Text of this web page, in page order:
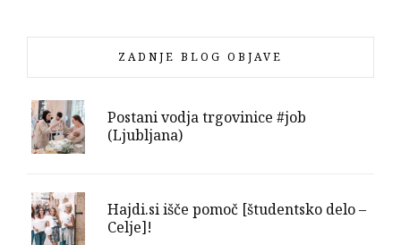
ZADNJE BLOG OBJAVE
Postani vodja trgovinice #job
(Ljubljana)
Hajdi.si išče pomoč [študentsko delo –
Celje]!